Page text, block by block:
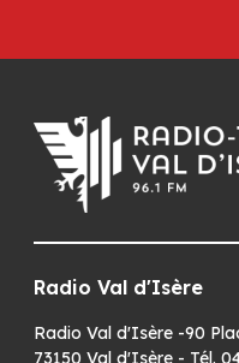
Radio Val d'Isère
Radio Val d'Isère -90
73150 Val d'Isère - Tél.